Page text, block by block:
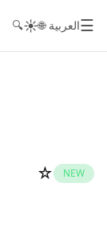
🔍☀️ 🌐 العربية☰
☆ NEW